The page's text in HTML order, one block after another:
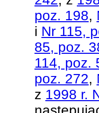
poz. 198,
i Nr 115,
85, poz.
114, poz.
poz. 272,
z 1998 r.